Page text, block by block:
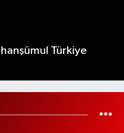
Türkiye